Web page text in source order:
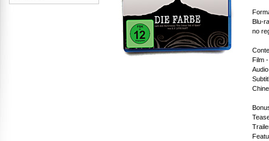
Blu-
no
Film